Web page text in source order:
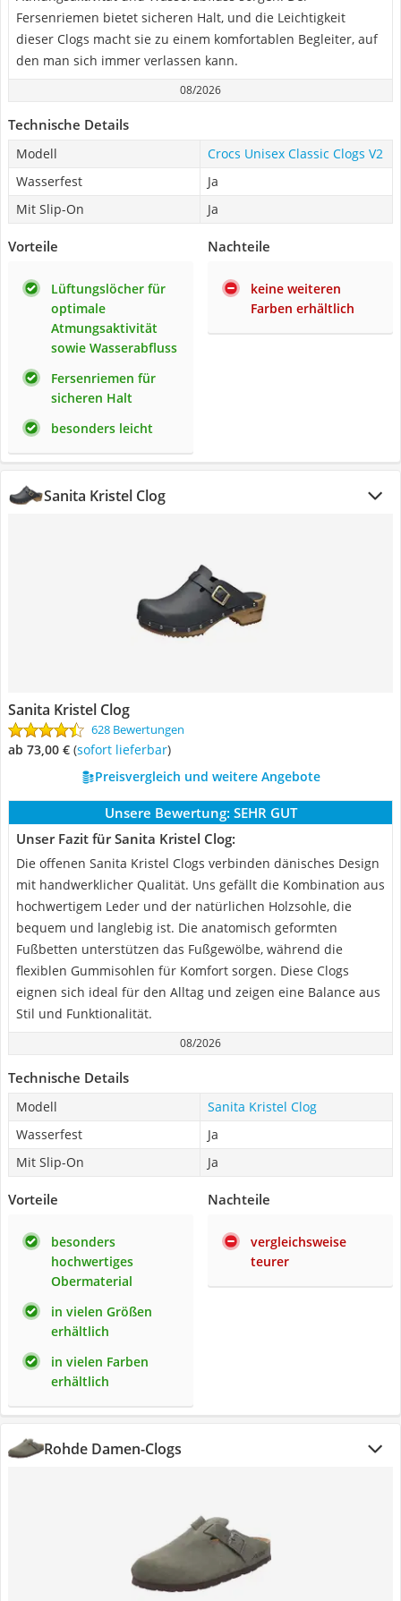
Fersenriemen bietet sicheren Halt, und die Leichtigkeit
dieser Clogs macht sie zu einem komfortablen Begleiter, auf
den man sich immer verlassen kann.
08/2026
Technische Details
Modell
Crocs Unisex Classic Clogs V2
Wasserfest
Ja
Mit Slip-On
Ja
Vorteile
Lüftungslöcher für
optimale
Atmungsaktivität
sowie Wasserabfluss
Fersenriemen für
sicheren Halt
besonders leicht
Nachteile
keine weiteren
Farben erhältlich
Sanita Kristel Clog
Sanita Kristel Clog
628 Bewertungen
ab 73,00 € ( Sofort lieferbar)
Preisvergleich und weitere Angebote
Unsere Bewertung: SEHR GUT
Unser Fazit für Sanita Kristel Clog:
Die offenen Sanita Kristel Clogs verbinden dänisches Design
mit handwerklicher Qualität. Uns gefällt die Kombination aus
hochwertigem Leder und der natürlichen Holzsohle, die
bequem und langlebig ist. Die anatomisch geformten
Fußbetten unterstützen das Fußgewölbe, während die
flexiblen Gummisohlen für Komfort sorgen. Diese Clogs
eignen sich ideal für den Alltag und zeigen eine Balance aus
Stil und Funktionalität.
08/2026
Technische Details
Modell
Sanita Kristel Clog
Wasserfest
Ja
Mit Slip-On
Ja
Vorteile
besonders
hochwertiges
Obermaterial
in vielen Größen
erhältlich
in vielen Farben
erhältlich
Nachteile
vergleichsweise
teurer
Rohde Damen-Clogs